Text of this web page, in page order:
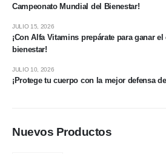
Campeonato Mundial del Bienestar!
¡Con Alfa Vitamins prepárate para ganar
bienestar!
JULIO 15, 2026
¡Protege tu cuerpo con la mejor defensa
JULIO 10, 2026
Nuevos Productos